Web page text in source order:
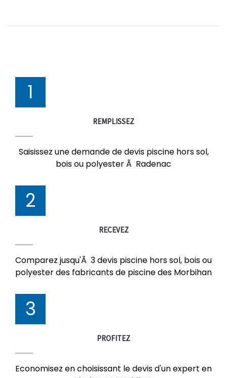
1
REMPLISSEZ
Saisissez une demande de devis piscine hors sol,
bois ou polyester Ã Radenac
2
RECEVEZ
Comparez jusqu'Ã 3 devis piscine hors sol, bois ou
polyester des fabricants de piscine des Morbihan
3
PROFITEZ
Economisez en choisissant le devis d'un expert en